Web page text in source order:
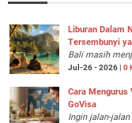
Liburan Dalam
Tersembunyi
Bali masih
Jul-26 - 2026 | 0
Cara Mengurus
GoVisa
Ingin jalan-